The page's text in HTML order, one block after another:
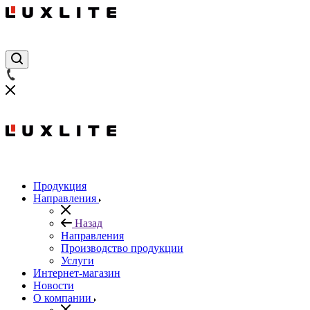
Продукция
Направления
Назад
Направления
Производство продукции
Услуги
Интернет-магазин
Новости
О компании